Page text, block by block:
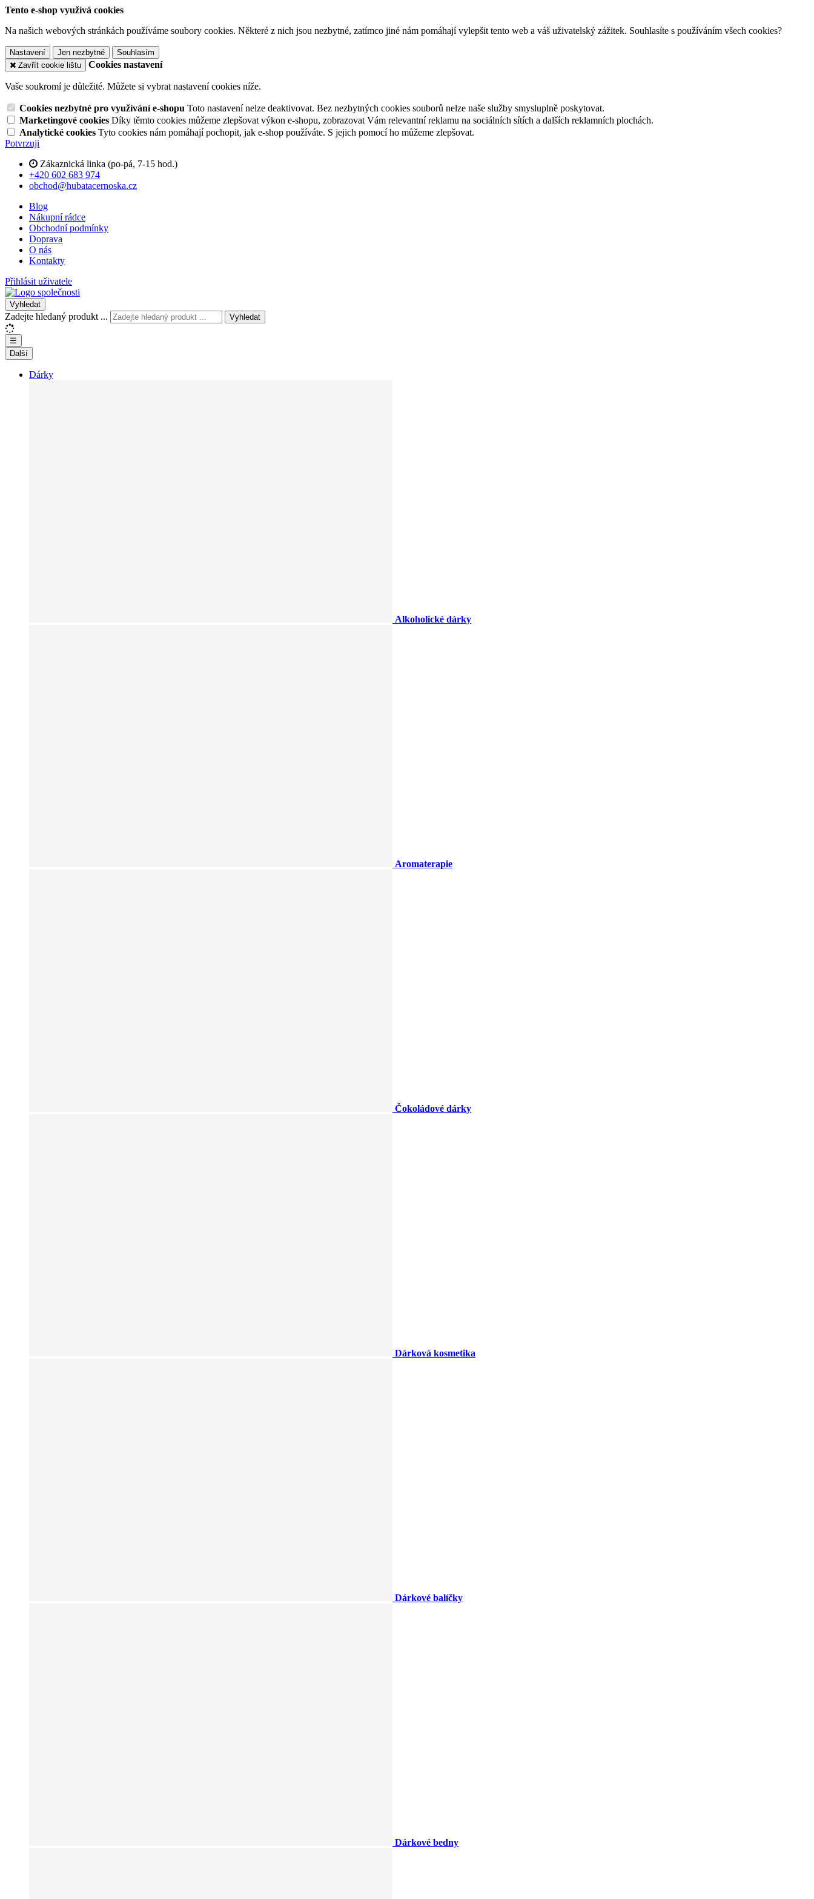
Tento e-shop využívá cookies
Na našich webových stránkách používáme soubory cookies. Některé z nich jsou nezbytné, zatímco jiné nám pomáhají vylepšit tento web a váš uživatelský zážitek. Souhlasíte s používáním všech cookies?
Nastavení Jen nezbytné
Souhlasím
Zavřít cookie lištu
Cookies nastavení
Vaše soukromí je důležité. Můžete si vybrat nastavení cookies níže.
Cookies nezbytné pro využívání e-shopu Toto nastavení nelze deaktivovat. Bez nezbytných cookies souborů nelze naše služby smysluplně poskytovat.
Marketingové cookies Díky těmto cookies můžeme zlepšovat výkon e-shopu, zobrazovat Vám relevantní reklamu na sociálních sítích a dalších reklamních plochách.
Analytické cookies Tyto cookies nám pomáhají pochopit, jak e-shop používáte. S jejich pomocí ho můžeme zlepšovat.
Potvrzuji
Zákaznická linka (po-pá, 7-15 hod.)
+420 602 683 974
obchod@hubatacernoska.cz
Blog
Nákupní rádce
Obchodní podmínky
Doprava
O nás
Kontakty
Přihlásit uživatele
Vyhledat
Zadejte hledaný produkt ... Vyhledat
☰
Další
Dárky
Alkoholické dárky
Aromaterapie
Čokoládové dárky
Dárková kosmetika
Dárkové balíčky
Dárkové bedny